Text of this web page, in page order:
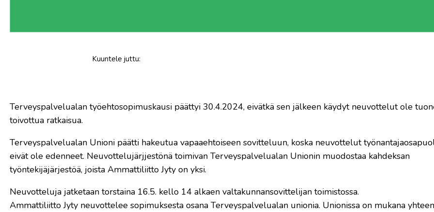
Kuuntele juttu:
Terveyspalvelualan työehtosopimuskausi päättyi 30.4.2024, eivätkä sen jälkeen käydyt neuvottelut ole
toivottua ratkaisua.
Terveyspalvelualan Unioni päätti hakeutua vapaaehtoiseen sovitteluun, koska neuvottelut
eivät ole edenneet. Neuvottelujärjjestönä toimivan Terveyspalvelualan Unionin muodostaa kahdeksan
työntekijäjärjestöä, joista Ammattiliitto Jyty on yksi.
Neuvotteluja jatketaan torstaina 16.5. kello 14 alkaen valtakunnansovittelijan toimistossa.
Ammattiliitto Jyty neuvottelee sopimuksesta osana Terveyspalvelualan unionia. Unionissa on mukana